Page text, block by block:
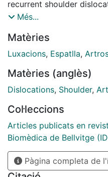
recurrent shoulder
bone loss, revision
high risk of recurrence.
approaches have
metal implants, despite
concern. We describe an
ultra-high-strength
construct through 2.4mm
with a final capsulolabral
Més...
Matèries
Luxacions, Espatlla,
Matèries (anglès)
Dislocations, Shoulder,
Col·leccions
Articles publicats en
Biomèdica de Bellvitge
Pàgina completa de